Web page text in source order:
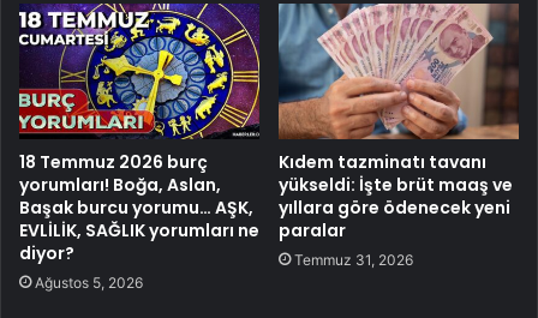
18 Temmuz 2026 burç
yorumları! Boğa, Aslan,
Başak burcu yorumu… AŞK,
EVLİLİK, SAĞLIK yorumları ne
diyor?
Ağustos 5, 2026
Kıdem tazminatı tavanı
yükseldi: İşte brüt maaş ve
yıllara göre ödenecek yeni
paralar
Temmuz 31, 2026